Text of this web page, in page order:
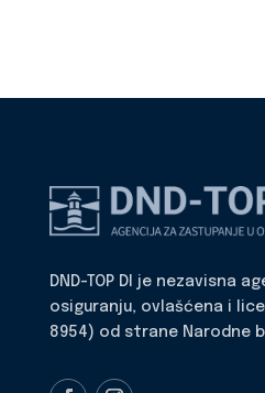
DND-TOP DI je nezavisna
osiguranju, ovlašćena i
8954) od strane Narodne